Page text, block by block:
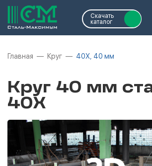
Скачать
каталог
Главная Круг 40Х, 40 мм
Круг 40 мм
40Х